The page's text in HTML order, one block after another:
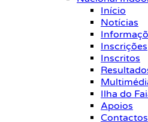
Início
Notícias
Inscrições
Inscritos
Ilha do
Apoios
Contactos